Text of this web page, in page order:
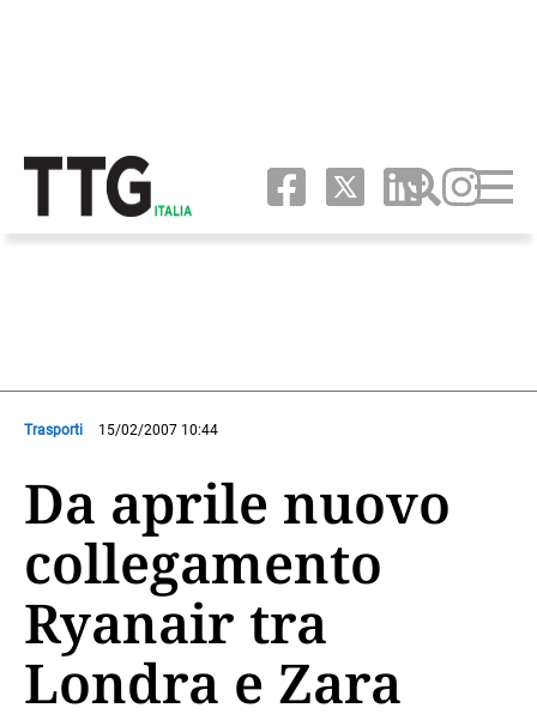
Trasporti 15/02/2007 10:44
Da aprile nuovo
collegamento
Ryanair tra
Londra e Zara